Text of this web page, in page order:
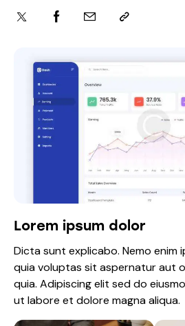
Lorem ipsum dolor
Dicta sunt explicabo. Nemo enim
quia voluptas sit aspernatur aut
quia. Adipiscing elit sed do
ut labore et dolore magna aliqua.